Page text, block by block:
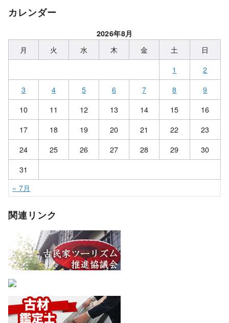
カレンダー
2026年8月
月 火 水 木 金 土
日
1
2
3
4 5 6 7 8
9
10
11 12 13 14 15
16
17
18 19 20 21 22
23
24
25 26 27 28 29
30
31
« 7月
関連リンク